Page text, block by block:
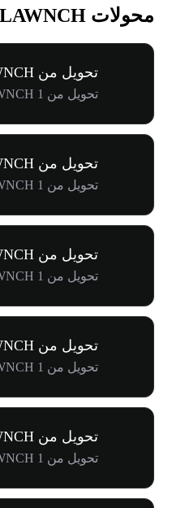
محولات CLAWNCH الشائعة
تحويل من CLAWNCH إلى USD
تحويل من 1 CLAWNCH إلى $0.000002
تحويل من CLAWNCH إلى MXN
تحويل من 1 CLAWNCH إلى Mex$0.000029
تحويل من CLAWNCH إلى ZAR
تحويل من 1 CLAWNCH إلى R0.000028
تحويل من CLAWNCH إلى IQD
تحويل من 1 CLAWNCH إلى ع.د0.002243
تحويل من CLAWNCH إلى TWD
تحويل من 1 CLAWNCH إلى NT$0.000055